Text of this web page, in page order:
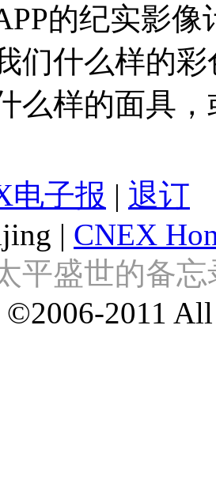
的纪实影
们什么样的
么样的面具
电子报 | 退订
| CNEX
平盛世的备忘
2011 All